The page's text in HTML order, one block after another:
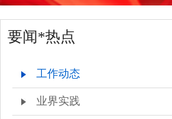
要闻*热点
工作动态
业界实践